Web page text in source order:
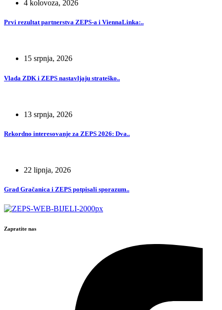
4 kolovoza, 2026
Prvi rezultat partnerstva ZEPS-a i ViennaLinka:..
15 srpnja, 2026
Vlada ZDK i ZEPS nastavljaju strateško..
13 srpnja, 2026
Rekordno interesovanje za ZEPS 2026: Dva..
22 lipnja, 2026
Grad Gračanica i ZEPS potpisali sporazum..
Zapratite nas